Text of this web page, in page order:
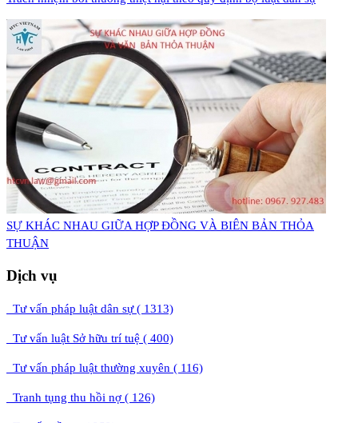
​SỰ KHÁC NHAU GIỮA HỢP ĐỒNG VÀ BIÊN BẢN THỎA
THUẬN
Dịch vụ
Tư vấn pháp luật dân sự ( 1313)
Tư vấn luật Sở hữu trí tuệ ( 400)
Tư vấn pháp luật thường xuyên ( 116)
Tranh tụng thu hồi nợ ( 126)